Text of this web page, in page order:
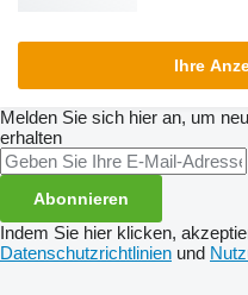
Ihre
Melden Sie sich hier an, um
erhalten
Abonnieren
Indem Sie hier klicken,
Datenschutzrichtlinien und